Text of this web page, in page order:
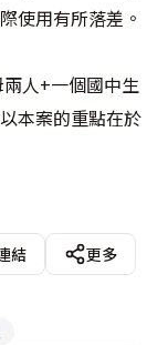
使用有所落差。
人+一個國中生
本案的重點在於
沒有可能新成
可能是地段、環
但絕對不是現有
預算以及未來轉
結
更多